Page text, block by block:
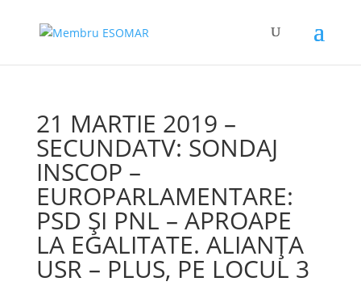
21 MARTIE 2019 –
SECUNDATV: SONDAJ
INSCOP –
EUROPARLAMENTARE:
PSD ȘI PNL – APROAPE
LA EGALITATE. ALIANȚA
USR – PLUS, PE LOCUL 3